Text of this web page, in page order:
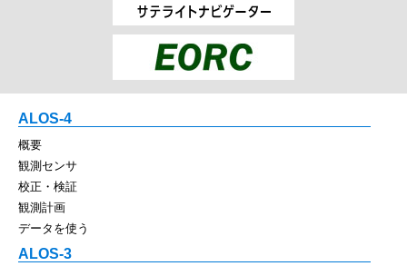
ALOS-4
概要
観測センサ
校正・検証
観測計画
データを使う
ALOS-3